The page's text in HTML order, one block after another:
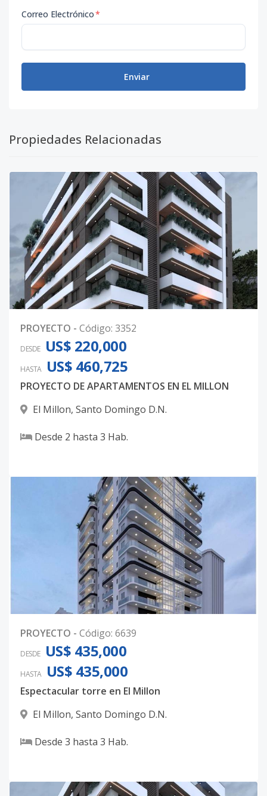
Correo Electrónico*
Enviar
Propiedades Relacionadas
PROYECTO - Código: 3352
DESDE US$ 220,000
HASTA US$ 460,725
PROYECTO DE APARTAMENTOS EN EL MILLON
El Millon, Santo Domingo D.N.
Desde 2 hasta 3 Hab.
PROYECTO - Código: 6639
DESDE US$ 435,000
HASTA US$ 435,000
Espectacular torre en El Millon
El Millon, Santo Domingo D.N.
Desde 3 hasta 3 Hab.